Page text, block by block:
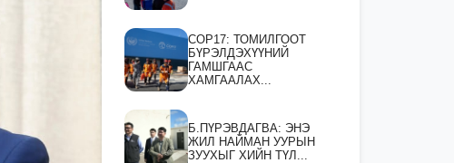
СOP17: ТОМИЛГООТ
БҮРЭЛДЭХҮҮНИЙ
ГАМШГААС
ХАМГААЛАХ...
Б.ПҮРЭВДАГВА: ЭНЭ
ЖИЛ НАЙМАН УУРЫН
ЗУУХЫГ ХИЙН ТҮЛ...